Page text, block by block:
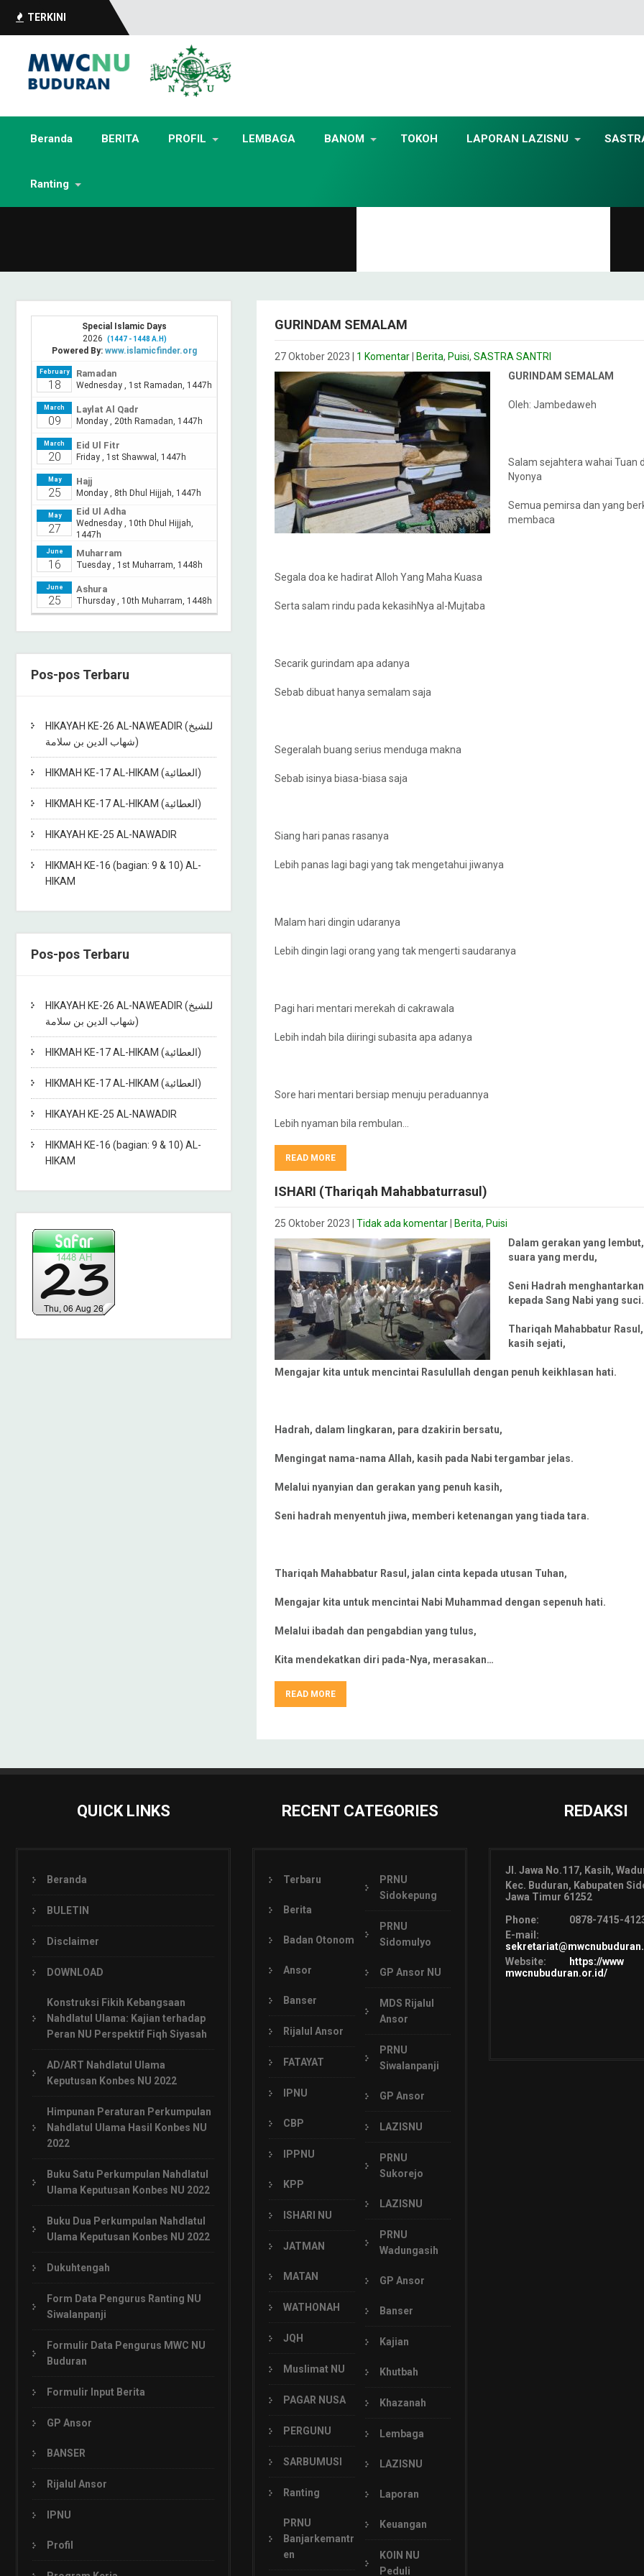
TERKINI
Beranda BERITA PROFIL LEMBAGA BANOM TOKOH LAPORAN LAZISNU
Ranting
Pos-pos Terbaru
HIKAYAH KE-26 AL-NAWEADIR (للشيخ
شهاب الدين بن سلامة)
HIKMAH KE-17 AL-HIKAM (العطائية)
HIKMAH KE-17 AL-HIKAM (العطائية)
HIKAYAH KE-25 AL-NAWADIR
HIKMAH KE-16 (bagian: 9 & 10) AL-
HIKAM
Pos-pos Terbaru
HIKAYAH KE-26 AL-NAWEADIR (للشيخ
شهاب الدين بن سلامة)
HIKMAH KE-17 AL-HIKAM (العطائية)
HIKMAH KE-17 AL-HIKAM (العطائية)
HIKAYAH KE-25 AL-NAWADIR
HIKMAH KE-16 (bagian: 9 & 10) AL-
HIKAM
GURINDAM SEMALAM
27 Oktober 2023 1 Komentar Berita, Puisi, SASTRA SANTRI
GURINDAM SEMALAM
Oleh: Jambedaweh
Salam sejahtera wahai Tuan
Nyonya
Semua pemirsa dan yang
membaca
Segala doa ke hadirat Alloh Yang Maha Kuasa
Serta salam rindu pada kekasihNya al-Mujtaba
Secarik gurindam apa adanya
Sebab dibuat hanya semalam saja
Segeralah buang serius menduga makna
Sebab isinya biasa-biasa saja
Siang hari panas rasanya
Lebih panas lagi bagi yang tak mengetahui jiwanya
Malam hari dingin udaranya
Lebih dingin lagi orang yang tak mengerti saudaranya
Pagi hari mentari merekah di cakrawala
Lebih indah bila diiringi subasita apa adanya
Sore hari mentari bersiap menuju peraduannya
Lebih nyaman bila rembulan…
READ MORE
ISHARI (Thariqah Mahabbaturrasul)
25 Oktober 2023 Tidak ada komentar Berita, Puisi
Dalam gerakan yang
suara yang merdu,
Seni Hadrah
kepada Sang Nabi yang suci.
Thariqah Mahabbatur
kasih sejati,
Mengajar kita untuk mencintai Rasulullah dengan penuh keikhlasan hati.
Hadrah, dalam lingkaran, para dzakirin bersatu,
Mengingat nama-nama Allah, kasih pada Nabi tergambar jelas.
Melalui nyanyian dan gerakan yang penuh kasih,
Seni hadrah menyentuh jiwa, memberi ketenangan yang tiada tara.
Thariqah Mahabbatur Rasul, jalan cinta kepada utusan Tuhan,
Mengajar kita untuk mencintai Nabi Muhammad dengan sepenuh hati.
Melalui ibadah dan pengabdian yang tulus,
Kita mendekatkan diri pada-Nya, merasakan…
READ MORE
QUICK LINKS
Beranda
BULETIN
Disclaimer
DOWNLOAD
Konstruksi Fikih Kebangsaan
Nahdlatul Ulama: Kajian terhadap
Peran NU Perspektif Fiqh Siyasah
AD/ART Nahdlatul Ulama
Keputusan Konbes NU 2022
Himpunan Peraturan Perkumpulan
Nahdlatul Ulama Hasil Konbes NU
2022
Buku Satu Perkumpulan Nahdlatul
Ulama Keputusan Konbes NU 2022
Buku Dua Perkumpulan Nahdlatul
Ulama Keputusan Konbes NU 2022
Dukuhtengah
Form Data Pengurus Ranting NU
Siwalanpanji
Formulir Data Pengurus MWC NU
Buduran
Formulir Input Berita
GP Ansor
BANSER
Rijalul Ansor
IPNU
Profil
RECENT CATEGORIES
Terbaru
Berita
Badan Otonom
Ansor
Banser
Rijalul Ansor
FATAYAT
IPNU
CBP
IPPNU
KPP
ISHARI NU
JATMAN
MATAN
WATHONAH
JQH
Muslimat NU
PAGAR NUSA
PERGUNU
SARBUMUSI
Ranting
PRNU
Banjarkemantr
en
PRNU
Sidokepung
PRNU
Sidomulyo
GP Ansor NU
MDS Rijalul
Ansor
PRNU
Siwalanpanji
GP Ansor
LAZISNU
PRNU
Sukorejo
LAZISNU
PRNU
Wadungasih
GP Ansor
Banser
Kajian
Khutbah
Khazanah
Lembaga
LAZISNU
Laporan
Keuangan
KOIN NU
Peduli
REDAKSI
Jl. Jawa No.117, Kasih,
Kec. Buduran, Kabupaten
Jawa Timur 61252
Phone:
0878-7415-
E-mail:
Website:
https://www
mwcnubuduran.or.id/